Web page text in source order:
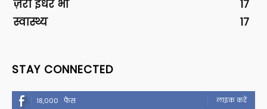
ज़रा इधर भी
17
स्वास्थ्य
17
STAY CONNECTED
18,000 फैंस लाइक करें